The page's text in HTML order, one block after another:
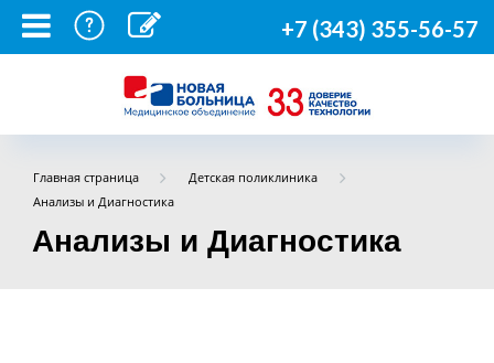
+7 (343) 355-56-57
Главная страница
Детская поликлиника
Анализы и Диагностика
Анализы и Диагностика